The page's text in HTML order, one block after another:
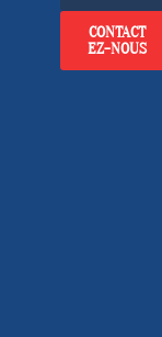
CONTACT
EZ-NOUS